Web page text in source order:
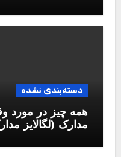
دسته‌بندی نشده
همه چیز در مورد
مدارک (لگالایز